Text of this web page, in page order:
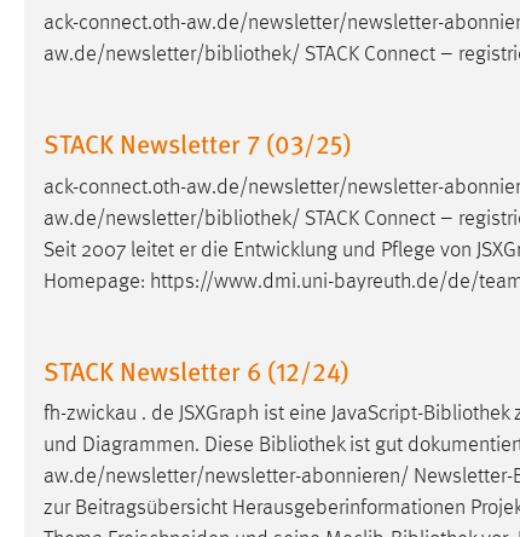
ack-connect.oth-aw.de/newsletter/newsletter-
aw.de/newsletter/bibliothek/ STACK Connect –
STACK Newsletter 7 (03/25)
ack-connect.oth-aw.de/newsletter/newsletter-
aw.de/newsletter/bibliothek/ STACK Connect –
Seit 2007 leitet er die Entwicklung und Pflege von
Homepage: https://www.dmi.uni-bayreuth.de/de/
STACK Newsletter 6 (12/24)
fh-zwickau . de JSXGraph ist eine JavaScript-Bibliothek
und Diagrammen. Diese Bibliothekist gut
aw.de/newsletter/newsletter-abonnieren/ Newsletter-
zur Beitragsübersicht Herausgeberinformationen